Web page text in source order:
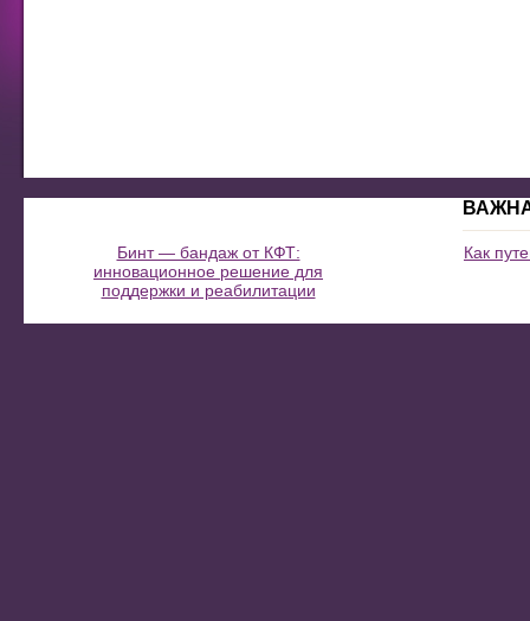
Бинт — бандаж от КФТ:
инновационное решение для
поддержки и реабилитации
Как